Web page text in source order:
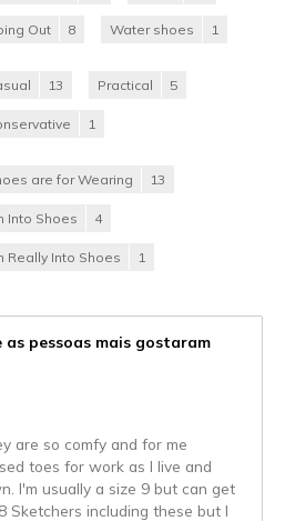
Out 8 Water shoes 1
13 Practical 5
1
are for Wearing 13
Into Shoes 4
Really Into Shoes 1
pessoas mais gostaram
are so comfy and for me
toes for work as I live and
I'm usually a size 9 but can get
Sketchers including these but I